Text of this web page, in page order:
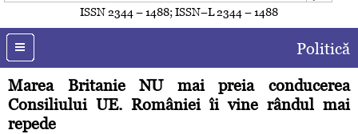
ISSN 2344 – 1488; ISSN–L 2344 – 1488
Politică
Marea Britanie NU mai preia conducerea
Consiliului UE. României îi vine rândul mai
repede